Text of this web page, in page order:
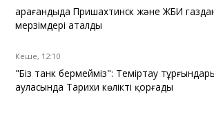
Қарағандыда Пришахтинск және ЖБИ
мерзімдері аталды
Кеше, 12:10
"Біз танк бермейміз": Теміртау
ауласында Тарихи көлікті қорғады